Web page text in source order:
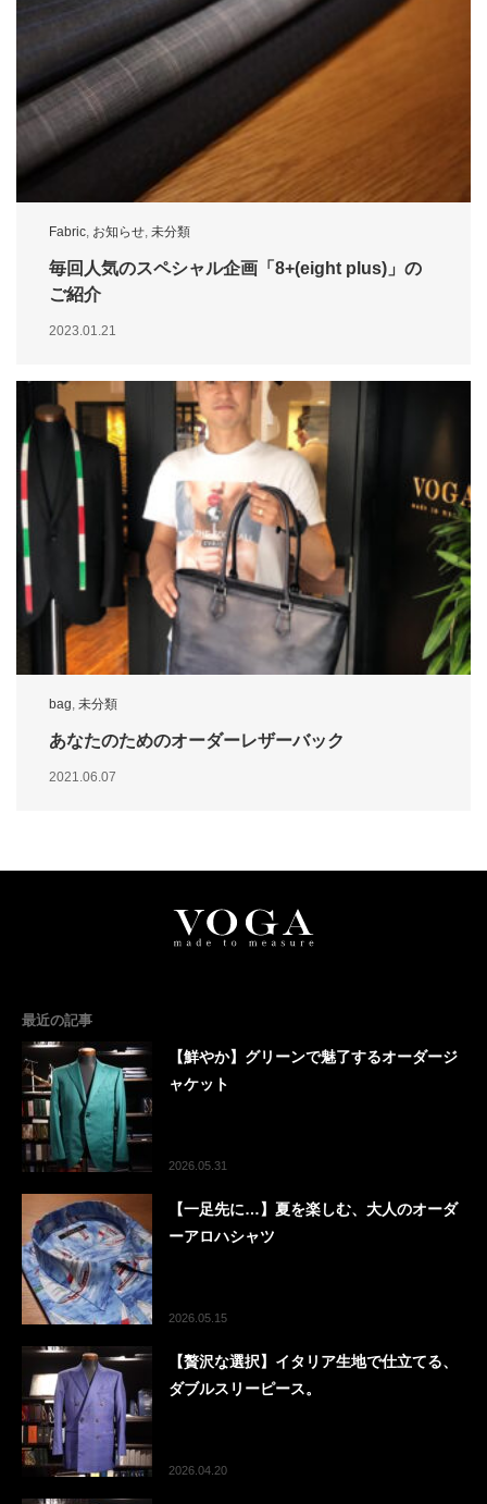
Fabric, お知らせ, 未分類
毎回人気のスペシャル企画「8+(eight plus)」の
ご紹介
2023.01.21
bag, 未分類
あなたのためのオーダーレザーバック
2021.06.07
最近の記事
【鮮やか】グリーンで魅了するオーダージ
ャケット
2026.05.31
【一足先に…】夏を楽しむ、大人のオーダ
ーアロハシャツ
2026.05.15
【贅沢な選択】イタリア生地で仕立てる、
ダブルスリーピース。
2026.04.20